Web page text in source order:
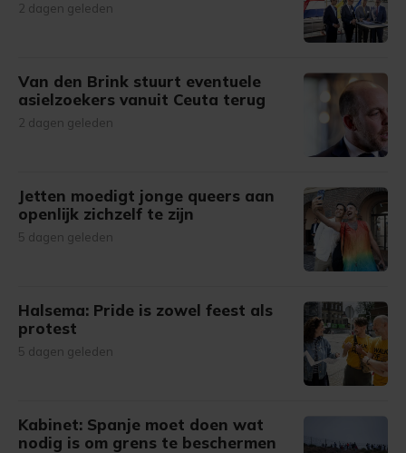
2 dagen geleden
Van den Brink stuurt eventuele
asielzoekers vanuit Ceuta terug
2 dagen geleden
Jetten moedigt jonge queers aan
openlijk zichzelf te zijn
5 dagen geleden
Halsema: Pride is zowel feest als
protest
5 dagen geleden
Kabinet: Spanje moet doen wat
nodig is om grens te beschermen